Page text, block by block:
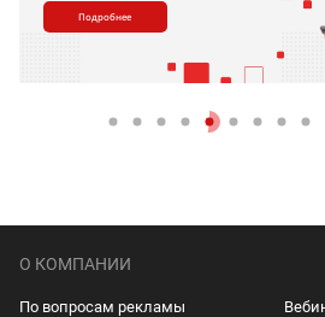
Подробнее
О КОМПАНИИ
По вопросам рекламы